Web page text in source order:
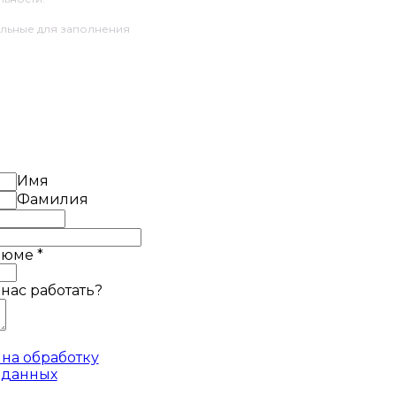
для заполнения
Имя
Фамилия
*
работать?
обработку